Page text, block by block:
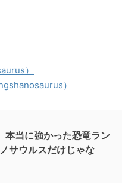
）
）
本当に強かった恐竜ラン
サウルスだけじゃな